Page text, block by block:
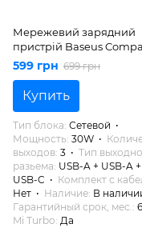
Мережевий зарядний
пристрій Baseus
Quick Charger 2xUSB U+C
30W Black (CCXJ-E01)
599 грн 699 грн
Купить
Тип блока Сетевой
Мощность 30W
выходов 3
Тип
разьема USB-A + USB-A +
USB-C
Комплект с
Нет
Наличие В
Гарантийный срок, мес. 6
Mi Turbo Да